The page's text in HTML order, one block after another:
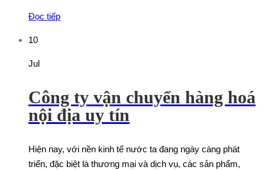
Đọc tiếp
10
Jul
Công ty vận chuyển hàng hoá
nội địa uy tín
Hiện nay, với nền kinh tế nước ta đang ngày càng phát
triển, đặc biệt là thương mại và dịch vụ, các sản phẩm,